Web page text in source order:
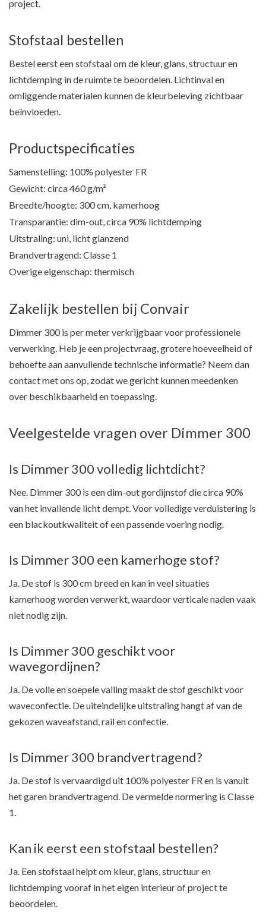
project.
Stofstaal bestellen
Bestel eerst een stofstaal om de kleur, glans, structuur en
lichtdemping in de ruimte te beoordelen. Lichtinval en
omliggende materialen kunnen de kleurbeleving zichtbaar
beïnvloeden.
Productspecificaties
Samenstelling: 100% polyester FR
Gewicht: circa 460 g/m²
Breedte/hoogte: 300 cm, kamerhoog
Transparantie: dim-out, circa 90% lichtdemping
Uitstraling: uni, licht glanzend
Brandvertragend: Classe 1
Overige eigenschap: thermisch
Zakelijk bestellen bij Convair
Dimmer 300 is per meter verkrijgbaar voor professionele
verwerking. Heb je een projectvraag, grotere hoeveelheid of
behoefte aan aanvullende technische informatie? Neem dan
contact met ons op, zodat we gericht kunnen meedenken
over beschikbaarheid en toepassing.
Veelgestelde vragen over Dimmer 300
Is Dimmer 300 volledig lichtdicht?
Nee. Dimmer 300 is een dim-out gordijnstof die circa 90%
van het invallende licht dempt. Voor volledige verduistering is
een blackoutkwaliteit of een passende voering nodig.
Is Dimmer 300 een kamerhoge stof?
Ja. De stof is 300 cm breed en kan in veel situaties
kamerhoog worden verwerkt, waardoor verticale naden vaak
niet nodig zijn.
Is Dimmer 300 geschikt voor
wavegordijnen?
Ja. De volle en soepele valling maakt de stof geschikt voor
waveconfectie. De uiteindelijke uitstraling hangt af van de
gekozen waveafstand, rail en confectie.
Is Dimmer 300 brandvertragend?
Ja. De stof is vervaardigd uit 100% polyester FR en is vanuit
het garen brandvertragend. De vermelde normering is Classe
1.
Kan ik eerst een stofstaal bestellen?
Ja. Een stofstaal helpt om kleur, glans, structuur en
lichtdemping vooraf in het eigen interieur of project te
beoordelen.